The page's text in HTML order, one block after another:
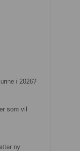
i 2026?
som vil
ny